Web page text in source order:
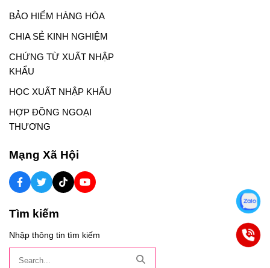
BẢO HIỂM HÀNG HÓA
CHIA SẺ KINH NGHIỆM
CHỨNG TỪ XUẤT NHẬP
KHẨU
HỌC XUẤT NHẬP KHẨU
HỢP ĐỒNG NGOẠI
THƯƠNG
Mạng Xã Hội
Tìm kiếm
Nhập thông tin tìm kiếm